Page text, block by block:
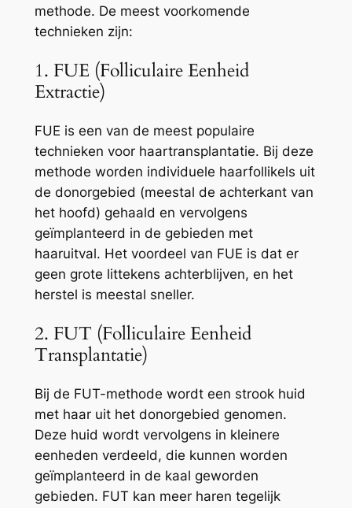
methode. De meest voorkomende
technieken zijn:
1. FUE (Folliculaire Eenheid
Extractie)
FUE is een van de meest populaire
technieken voor haartransplantatie. Bij deze
methode worden individuele haarfollikels uit
de donorgebied (meestal de achterkant van
het hoofd) gehaald en vervolgens
geïmplanteerd in de gebieden met
haaruitval. Het voordeel van FUE is dat er
geen grote littekens achterblijven, en het
herstel is meestal sneller.
2. FUT (Folliculaire Eenheid
Transplantatie)
Bij de FUT-methode wordt een strook huid
met haar uit het donorgebied genomen.
Deze huid wordt vervolgens in kleinere
eenheden verdeeld, die kunnen worden
geïmplanteerd in de kaal geworden
gebieden. FUT kan meer haren tegelijk